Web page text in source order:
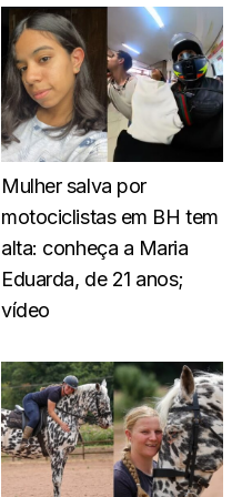
Mulher salva por
motociclistas em BH tem
alta: conheça a Maria
Eduarda, de 21 anos;
vídeo